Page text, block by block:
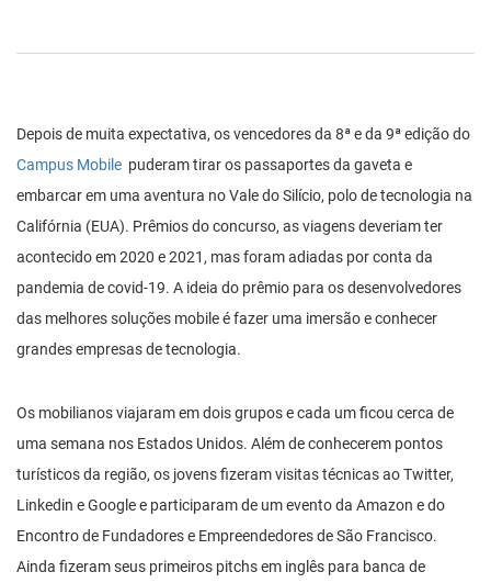
Depois de muita expectativa, os vencedores da 8ª e da 9ª edição do
Campus Mobile puderam tirar os passaportes da gaveta e
embarcar em uma aventura no Vale do Silício, polo de tecnologia na
Califórnia (EUA). Prêmios do concurso, as viagens deveriam ter
acontecido em 2020 e 2021, mas foram adiadas por conta da
pandemia de covid-19. A ideia do prêmio para os desenvolvedores
das melhores soluções mobile é fazer uma imersão e conhecer
grandes empresas de tecnologia.
Os mobilianos viajaram em dois grupos e cada um ficou cerca de
uma semana nos Estados Unidos. Além de conhecerem pontos
turísticos da região, os jovens fizeram visitas técnicas ao Twitter,
Linkedin e Google e participaram de um evento da Amazon e do
Encontro de Fundadores e Empreendedores de São Francisco.
Ainda fizeram seus primeiros pitchs em inglês para banca de